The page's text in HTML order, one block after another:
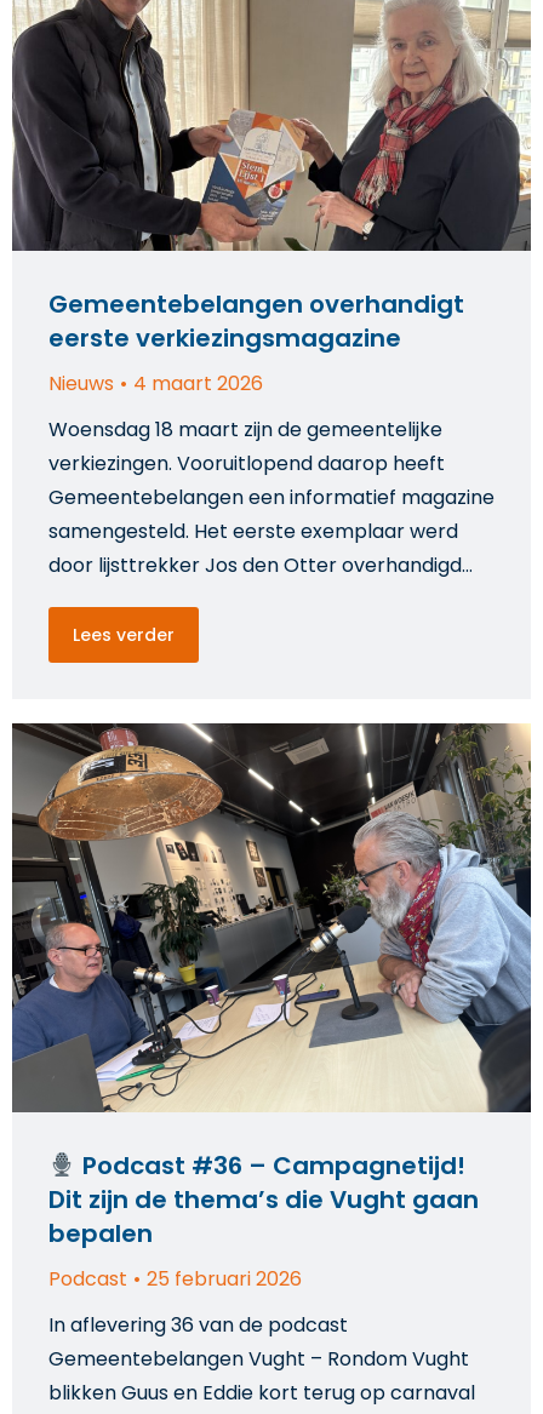
Gemeentebelangen overhandigt
eerste verkiezingsmagazine
Nieuws
4 maart 2026
Woensdag 18 maart zijn de gemeentelijke
verkiezingen. Vooruitlopend daarop heeft
Gemeentebelangen een informatief magazine
samengesteld. Het eerste exemplaar werd
door lijsttrekker Jos den Otter overhandigd…
Lees verder
Podcast #36 – Campagnetijd!
Dit zijn de thema’s die Vught gaan
bepalen
Podcast
25 februari 2026
In aflevering 36 van de podcast
Gemeentebelangen Vught – Rondom Vught
blikken Guus en Eddie kort terug op carnaval